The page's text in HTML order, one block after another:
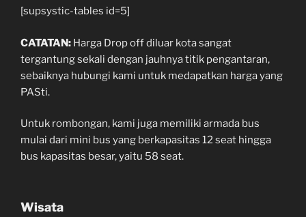
[supsystic-tables id=5]
CATATAN: Harga Drop off diluar kota sangat
tergantung sekali dengan jauhnya titik pengantaran,
sebaiknya hubungi kami untuk medapatkan harga yang
PASti.
Untuk rombongan, kami juga memiliki armada bus
mulai dari mini bus yang berkapasitas 12 seat hingga
bus kapasitas besar, yaitu 58 seat.
Wisata